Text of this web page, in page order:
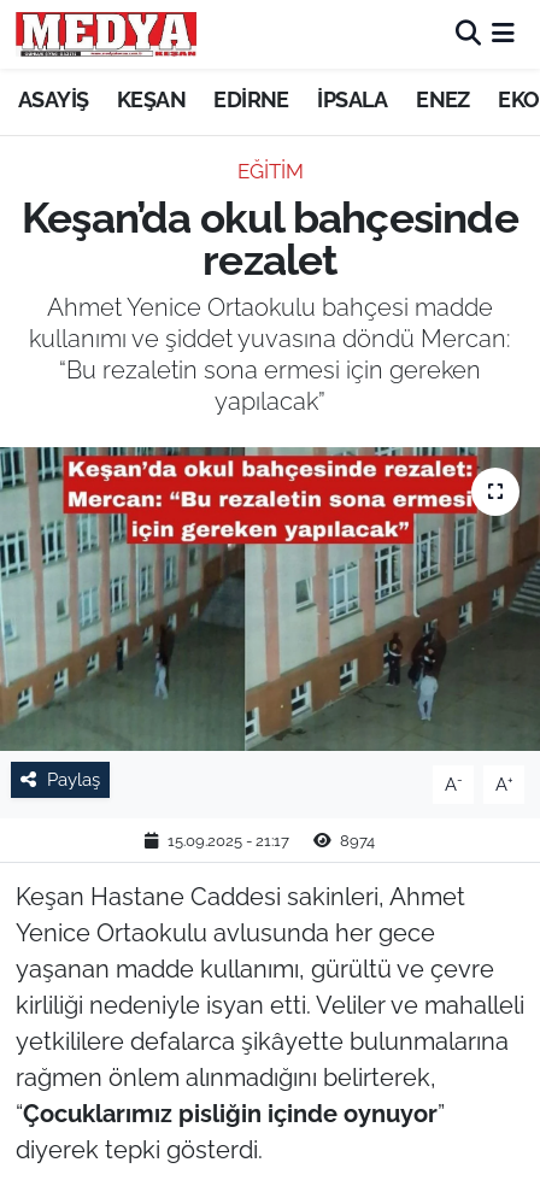
ASAYİŞ KEŞAN EDİRNE İPSALA ENEZ
EĞİTİM
Keşan’da okul bahçesinde
rezalet
Ahmet Yenice Ortaokulu bahçesi madde
kullanımı ve şiddet yuvasına döndü Mercan:
“Bu rezaletin sona ermesi için gereken
yapılacak”
Paylaş A- A+
15.09.2025 - 21:17 8974
Keşan Hastane Caddesi sakinleri, Ahmet
Yenice Ortaokulu avlusunda her gece
yaşanan madde kullanımı, gürültü ve çevre
kirliliği nedeniyle isyan etti. Veliler ve mahalleli
yetkililere defalarca şikâyette bulunmalarına
rağmen önlem alınmadığını belirterek,
“Çocuklarımız pisliğin içinde oynuyor”
diyerek tepki gösterdi.
KEŞAN
ASAYİŞ
GÜNDEM
SAĞLIK
EĞİTİM
TARIM VE HAYVANCILIK
KÜLTÜR SANAT
RESMİ İLAN
SPOR
EDİRNE
KIRKLARELİ
ÇANAKKALE
TÜRKİYE